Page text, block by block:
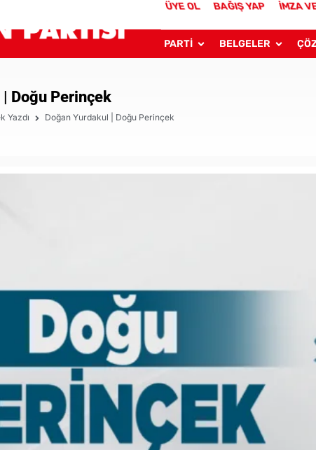
ÜYE OL BAĞIŞ YAP İMZA
PARTİ BELGELER
Doğu Perinçek
Yazdı Doğan Yurdakul | Doğu Perinçek